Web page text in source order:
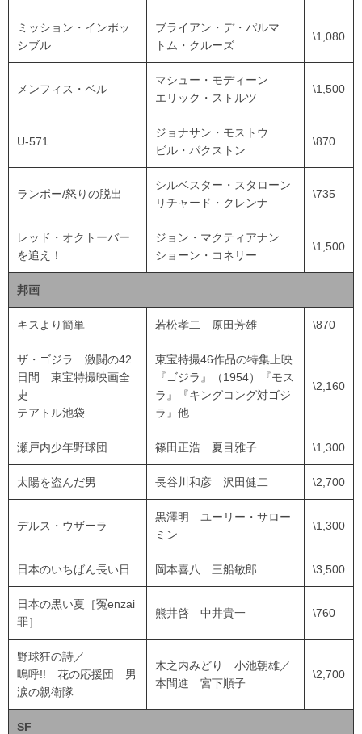
ミッション・インポッ
シブル
ブライアン・デ・パルマ
トム・クルーズ
\1,080
メンフィス・ベル
マシュー・モディーン
エリック・ストルツ
\1,500
U-571
ジョナサン・モストウ
ビル・パクストン
\870
ランボー/怒りの脱出
シルベスター・スタローン
リチャード・クレンナ
\735
レッド・オクトーバー
を追え！
ジョン・マクティアナン
ショーン・コネリー
\1,500
邦画
キスより簡単 若松孝二 原田芳雄 \870
ザ・ゴジラ 激闘の42
日間 東宝特撮映画全
史
テアトル池袋
東宝特撮46作品の特集上映
『ゴジラ』（1954）『モス
ラ』『キングコング対ゴジ
ラ』他
\2,160
瀬戸内少年野球団 篠田正浩 夏目雅子 \1,300
太陽を盗んだ男 長谷川和彦 沢田健二 \2,700
デルス・ウザーラ
黒澤明 ユーリー・サロー
ミン
\1,300
日本のいちばん長い日 岡本喜八 三船敏郎 \3,500
日本の黒い夏［冤enzai
罪］
熊井啓 中井貴一 \760
野球狂の詩／
嗚呼!! 花の応援団 男
涙の親衛隊
木之内みどり 小池朝雄／
本間進 宮下順子
\2,700
SF